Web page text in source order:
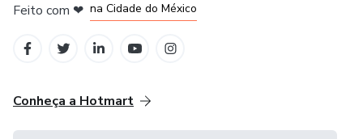
Feito com ❤ na Cidade do México
Conheça a Hotmart